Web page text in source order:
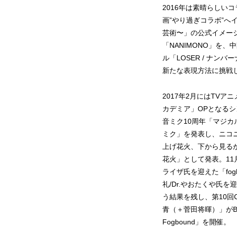
2016年は素晴らしい
画”やり過ぎコラボ”へ
芸術〜」の公式イメー
「NANIMONO」を、
ル「LOSER / ナンバー
新たな表現方法に挑戦
2017年2月にはTVアニ
カデミア」OPとなる
音ミク10周年「マジカ
ミク」を発表し、ニコ
上げ花火、下から見
花火」として発表。11
ライザ氏を迎えた「
礼/Dr.やおたくや氏を
う結果を残し、第10回
青（＋菅田将暉）」が
Fogbound」を開催。